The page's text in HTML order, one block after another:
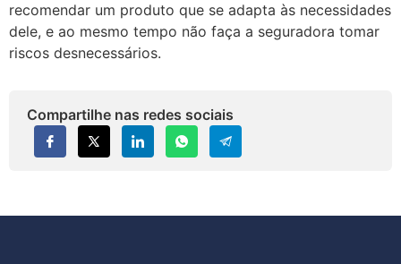
recomendar um produto que se adapta às necessidades
dele, e ao mesmo tempo não faça a seguradora tomar
riscos desnecessários.
Compartilhe nas redes sociais